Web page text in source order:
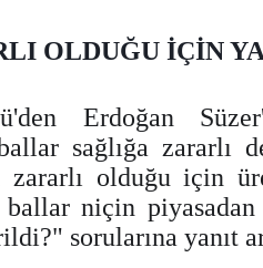
OLDUĞU İÇİN
Erdoğan
sağlığa zararlı
zararlı olduğu için
niçin piyasadan
sorularına yanıt